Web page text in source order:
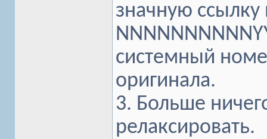
значную ссылку
системный
оригинала.
3. Больше
релаксировать.